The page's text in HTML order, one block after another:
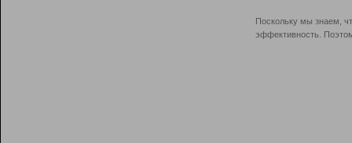
Поскольку мы знаем,
эффективность.